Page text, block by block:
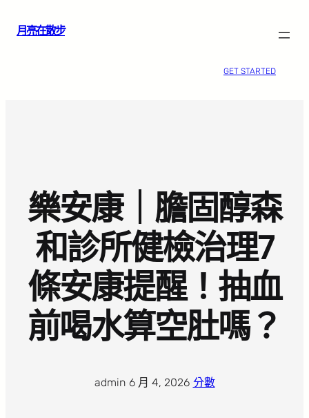
月亮在散步
GET STARTED
樂安康｜膽固醇森
和診所健檢治理7
條安康提醒！抽血
前喝水算空肚嗎？
admin· 6 月 4, 2026· 分數